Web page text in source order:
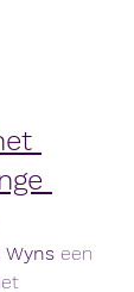
Wyns een